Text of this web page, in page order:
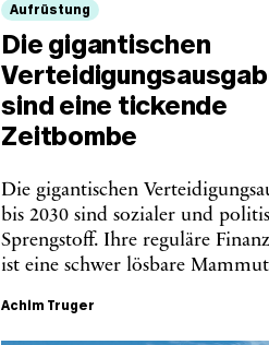
Aufrüstung
Die gigantischen
sind eine tickende
Zeitbombe
Die gigantischen
bis 2030 sind sozialer und
Sprengstoff. Ihre reguläre
ist eine schwer lösbare
Achim Truger